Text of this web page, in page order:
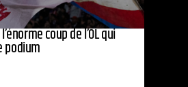
l’énorme coup de l’OL qui
podium